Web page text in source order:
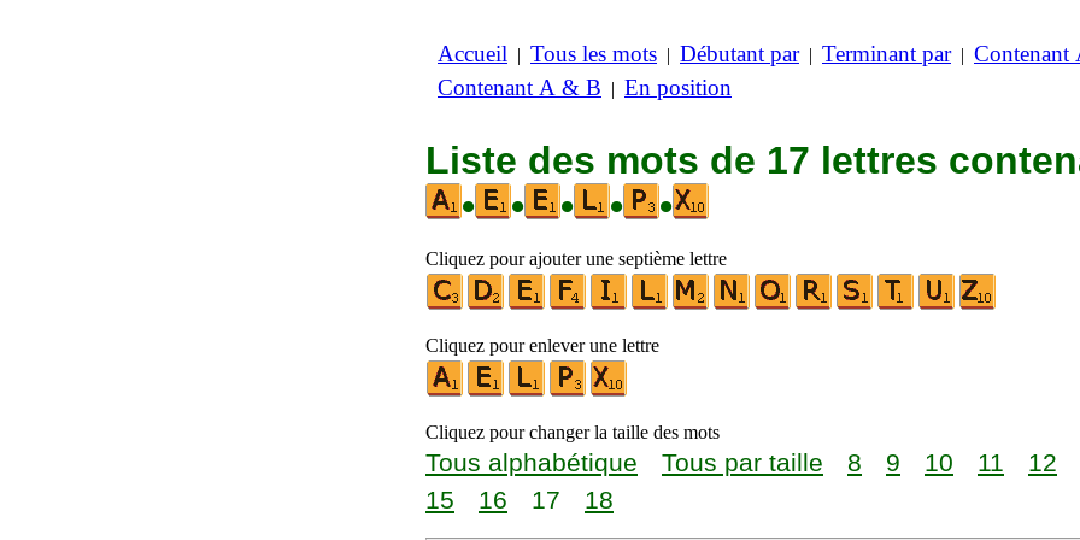
Accueil | Tous les mots | Débutant par| Terminant par| Contenant
Contenant A & B | En position
Liste des mots de 17 lettres
•
• • • •
Cliquez pour ajouter une septième lettre
Cliquez pour enlever une lettre
Cliquez pour changer la taille des mots
Tous alphabétique Tous par taille 8 9 10 11 12
15
16 17 18